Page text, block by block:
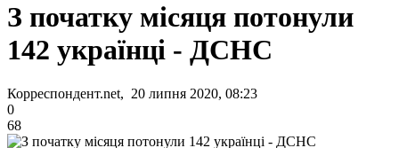
З початку місяця потонули
142 українці - ДСНС
Корреспондент.net, 20 липня 2020, 08:23
0
68